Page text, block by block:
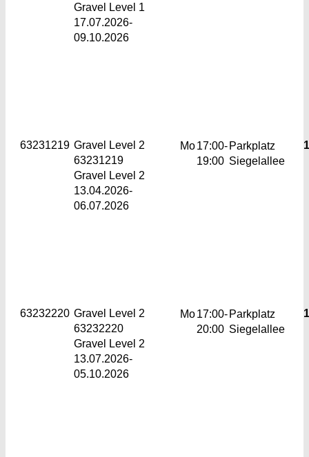
Gravel Level 1
17.07.2026-
09.10.2026
63231219 Gravel
Level 2
63231219
Gravel Level 2
13.04.2026-
06.07.2026
Mo17:00-
19:00
Parkplatz
Siegelallee
63232220 Gravel
Level 2
63232220
Gravel Level 2
13.07.2026-
05.10.2026
Mo17:00-
20:00
Parkplatz
Siegelallee